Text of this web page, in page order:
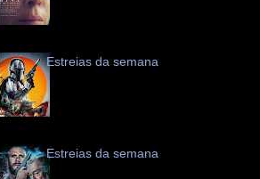
Estreias da semana
Estreias da semana